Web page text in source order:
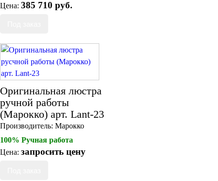
Цена: 385 710 руб.
Оригинальная люстра
ручной работы
(Марокко) арт. Lant-23
Производитель: Марокко
100% Ручная работа
Цена: запросить цену